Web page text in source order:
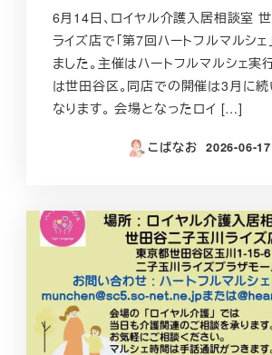
6月14日、ロイヤル介護入居相談室
ライズ店で「第7回ハートフルマルシ
ました。主催はハートフルマルシェ実
は世田谷区。同店での開催は3月に
なります。 会場となったロイ […]
こばなお
投稿日
2026-06-17